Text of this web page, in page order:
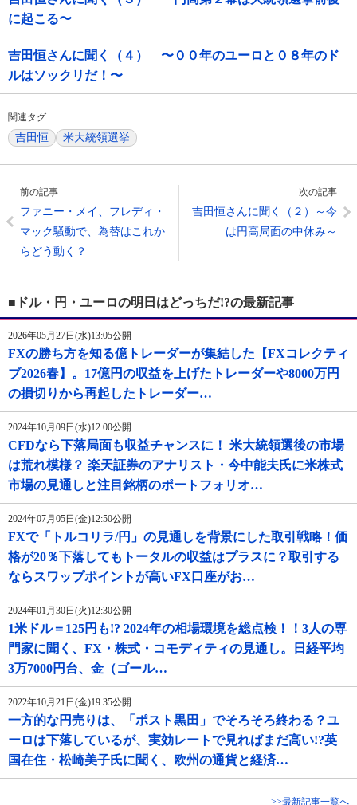
に起こる〜
吉田恒さんに聞く（４） 〜００年のユーロと０８年のド
ルはソックリだ！〜
関連タグ
吉田恒 米大統領選挙
前の記事
ファニー・メイ、フレディ・
マック騒動で、為替はこれか
らどう動く？
次の記事
吉田恒さんに聞く（２）～今
は円高局面の中休み～
■ドル・円・ユーロの明日はどっちだ!?の最新記事
2026年05月27日(水)13:05公開
FXの勝ち方を知る億トレーダーが集結した【FXコレクティ
ブ2026春】。17億円の収益を上げたトレーダーや8000万円
の損切りから再起したトレーダー…
2024年10月09日(水)12:00公開
CFDなら下落局面も収益チャンスに！ 米大統領選後の市場
は荒れ模様？ 楽天証券のアナリスト・今中能夫氏に米株式
市場の見通しと注目銘柄のポートフォリオ…
2024年07月05日(金)12:50公開
FXで「トルコリラ/円」の見通しを背景にした取引戦略！価
格が20％下落してもトータルの収益はプラスに？取引する
ならスワップポイントが高いFX口座がお…
2024年01月30日(火)12:30公開
1米ドル＝125円も!? 2024年の相場環境を総点検！！3人の専
門家に聞く、FX・株式・コモディティの見通し。日経平均
3万7000円台、金（ゴール…
2022年10月21日(金)19:35公開
一方的な円売りは、「ポスト黒田」でそろそろ終わる？ユ
ーロは下落しているが、実効レートで見ればまだ高い!?英
国在住・松崎美子氏に聞く、欧州の通貨と経済…
>>最新記事一覧へ